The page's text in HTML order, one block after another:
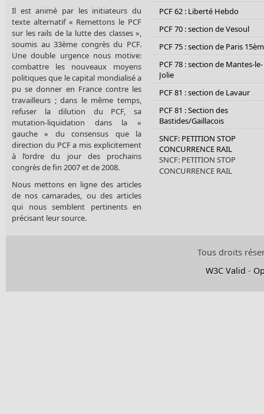
Il est animé par les initiateurs du
texte alternatif « Remettons le PCF
sur les rails de la lutte des classes »,
soumis au 33ème congrès du PCF.
Une double urgence nous motive:
combattre les nouveaux moyens
politiques que le capital mondialisé a
pu se donner en France contre les
travailleurs ; dans le même temps,
refuser la dilution du PCF, sa
mutation-liquidation dans la «
gauche » du consensus que la
direction du PCF a mis explicitement
à l’ordre du jour des prochains
congrès de fin 2007 et de 2008.
Nous mettons en ligne des articles
de nos camarades, ou des articles
qui nous semblent pertinents en
précisant leur source.
PCF 62 : Liberté Hebdo
PCF 70 : section de Vesoul
PCF 75 : section de Paris
PCF 78 : section de Mantes-le-
Jolie
PCF 81 : section de Lavaur
PCF 81 : Section des
Bastides/Gaillacois
SNCF: PETITION STOP
CONCURRENCE RAIL
SNCF: PETITION STOP
CONCURRENCE RAIL
Tous droits
W3C Valid -